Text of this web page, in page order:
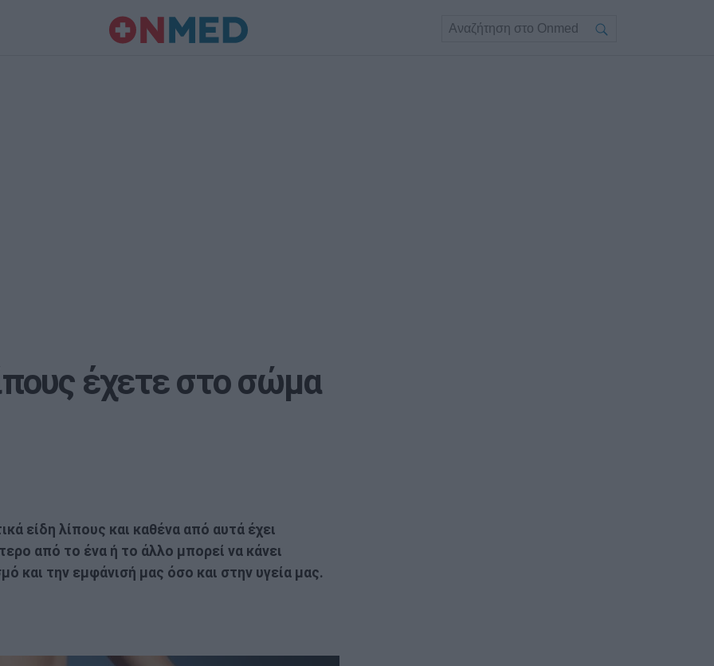
έχετε στο σώμα
είδη λίπους και καθένα από αυτά έχει
από το ένα ή το άλλο μπορεί να κάνει
και την εμφάνισή μας όσο και στην υγεία μας.